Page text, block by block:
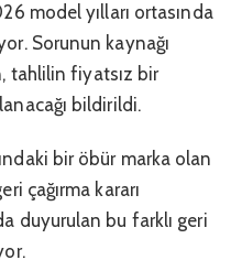
model yılları ortasında
Sorunun kaynağı
tahlilin fiyatsız bir
bildirildi.
bir öbür marka olan
çağırma kararı
duyurulan bu farklı geri